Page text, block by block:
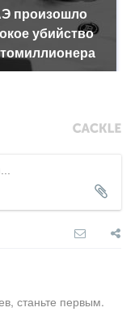
произошло
убийство
станьте первым.